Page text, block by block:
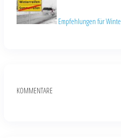
Empfehlungen für
KOMMENTARE